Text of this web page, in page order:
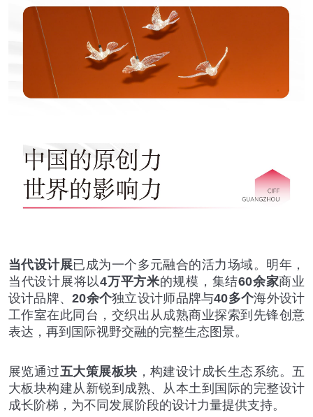
当代设计展已成为一个多元融合的活力场域。明年，
当代设计展将以4万平方米的规模，集结60余家商业
设计品牌、20余个独立设计师品牌与40多个海外设计
工作室在此同台，交织出从成熟商业探索到先锋创意
表达，再到国际视野交融的完整生态图景。
展览通过五大策展板块 ，构建设计成长生态系统。五
大板块构建从新锐到成熟、从本土到国际的完整设计
成长阶梯，为不同发展阶段的设计力量提供支持。